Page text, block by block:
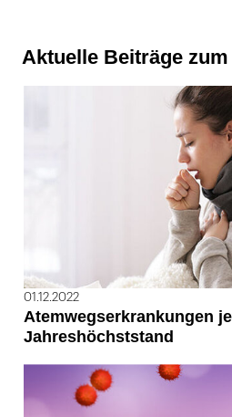
Aktuelle Beiträge zum
01.12.2022
Atemwegserkrankungen
Jahreshöchststand